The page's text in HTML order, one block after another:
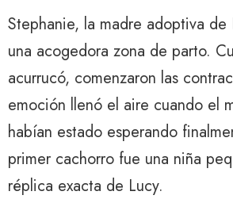
Stephanie, la madre adoptiva de
una acogedora zona de parto.
acurrucó, comenzaron las
emoción llenó el aire cuando el
habían estado esperando
primer cachorro fue una niña
réplica exacta de Lucy.